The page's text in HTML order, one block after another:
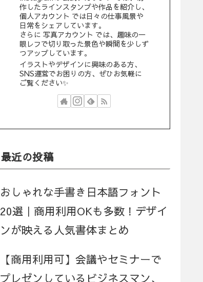
作したラインスタンプや作品を紹介し、
個人アカウント では日々の仕事風景や
日常をシェアしています。
さらに 写真アカウント では、趣味の一
眼レフで切り取った景色や瞬間を少しず
つアップしています。
イラストやデザインに興味のある方、
SNS運営でお困りの方、ぜひお気軽に
ご覧ください✨
最近の投稿
おしゃれな手書き日本語フォント
20選｜商用利用OKも多数！デザイ
ンが映える人気書体まとめ
【商用利用可】会議やセミナーで
プレゼンしているビジネスマン、